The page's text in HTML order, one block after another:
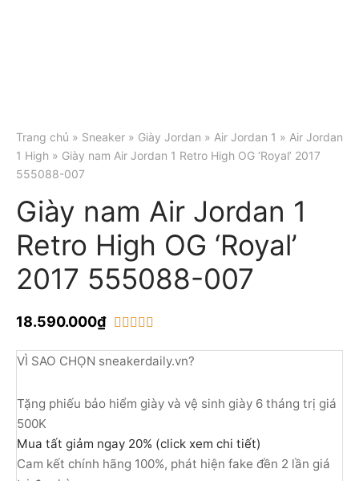
Trang chủ » Sneaker » Giày Jordan » Air Jordan 1 » Air Jordan
1 High » Giày nam Air Jordan 1 Retro High OG ‘Royal’ 2017
555088-007
Giày nam Air Jordan 1
Retro High OG ‘Royal’
2017 555088-007
18.590.000₫
VÌ SAO CHỌN sneakerdaily.vn?
Tặng phiếu bảo hiểm giày và vệ sinh giày 6 tháng trị giá
500K
Mua tất giảm ngay 20% (click xem chi tiết)
Cam kết chính hãng 100%, phát hiện fake đền 2 lần giá